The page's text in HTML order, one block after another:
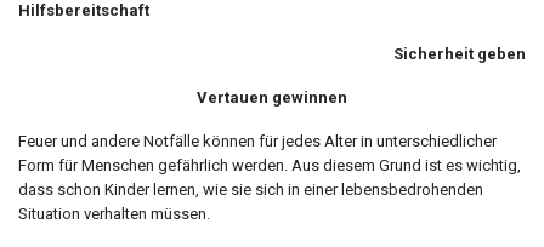
Hilfsbereitschaft
Sicherheit geben
Vertauen gewinnen
Feuer und andere Notfälle können für jedes Alter in unterschiedlicher
Form für Menschen gefährlich werden. Aus diesem Grund ist es wichtig,
dass schon Kinder lernen, wie sie sich in einer lebensbedrohenden
Situation verhalten müssen.